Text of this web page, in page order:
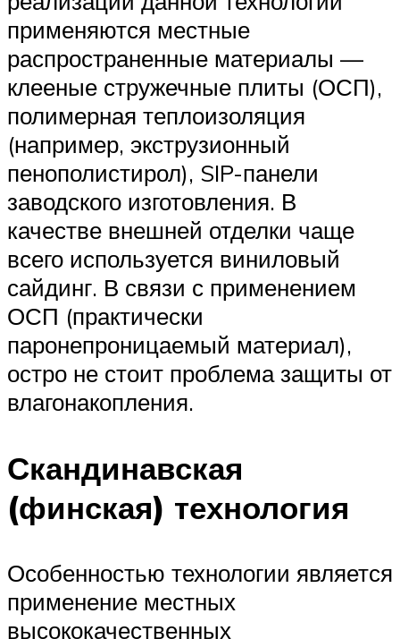
применяются местные
распространенные материалы —
клееные стружечные плиты (ОСП),
полимерная теплоизоляция
(например, экструзионный
пенополистирол), SIP-панели
заводского изготовления. В
качестве внешней отделки чаще
всего используется виниловый
сайдинг. В связи с применением
ОСП (практически
паронепроницаемый материал),
остро не стоит проблема защиты от
влагонакопления.
Скандинавская
(финская) технология
Особенностью технологии является
применение местных
высококачественных